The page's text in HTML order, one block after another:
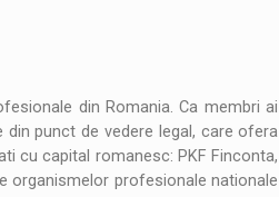
din Romania. Ca membri ai
punct de vedere legal, care ofera
cu capital romanesc: PKF Finconta,
organismelor profesionale nationale